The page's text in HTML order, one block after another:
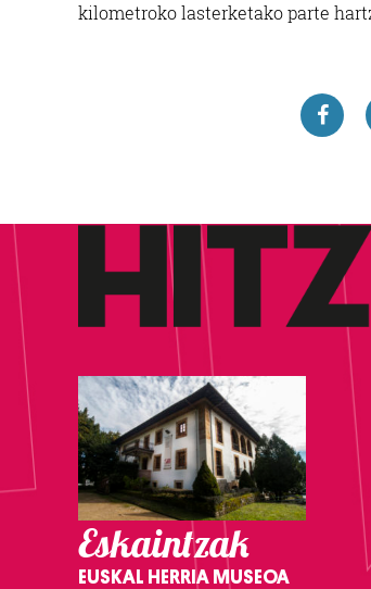
kilometroko lasterketako parte
Eskaintzak
EUSKAL HERRIA MUSEOA